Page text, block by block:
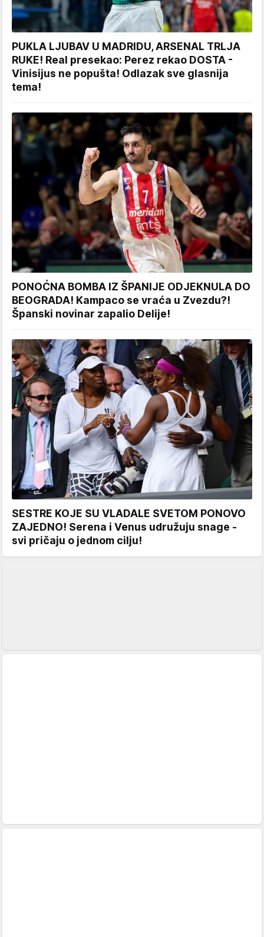
PUKLA LJUBAV U MADRIDU, ARSENAL TRLJA
RUKE! Real presekao: Perez rekao DOSTA -
Vinisijus ne popušta! Odlazak sve glasnija
tema!
PONOĆNA BOMBA IZ ŠPANIJE ODJEKNULA DO
BEOGRADA! Kampaco se vraća u Zvezdu?!
Španski novinar zapalio Delije!
SESTRE KOJE SU VLADALE SVETOM PONOVO
ZAJEDNO! Serena i Venus udružuju snage -
svi pričaju o jednom cilju!